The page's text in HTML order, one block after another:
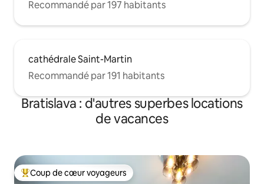
Recommandé par 197 habitants
cathédrale Saint-Martin
Recommandé par 191 habitants
Bratislava : d'autres superbes locations
de vacances
Coups de cœur voyageurs les plus appréciés
Coup de cœur voyageurs